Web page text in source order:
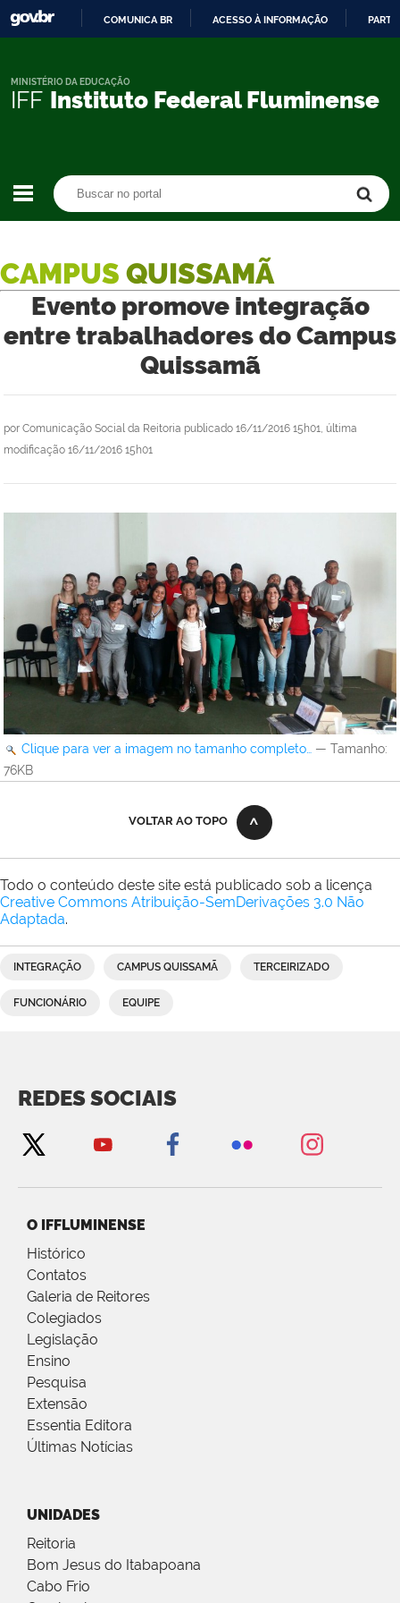
CONTEÚDO
COMUNICA BR ACESSO À INFORMAÇÃO
IFF Instituto Federal Fluminense
MINISTÉRIO DA EDUCAÇÃO
CAMPUS QUISSAMÃ
Evento promove integração
entre trabalhadores do Campus
Quissamã
por Comunicação Social da Reitoria publicado 16/11/2016 15h01, última
modificação 16/11/2016 15h01
Clique para ver a imagem no tamanho completo… — Tamanho:
76KB
VOLTAR AO TOPO
Todo o conteúdo deste site está publicado sob a licença
Creative Commons Atribuição-SemDerivações 3.0 Não
Adaptada.
INTEGRAÇÃO CAMPUS QUISSAMÃ TERCEIRIZADO
FUNCIONÁRIO EQUIPE
REDES SOCIAIS
O IFFLUMINENSE
Histórico
Contatos
Galeria de Reitores
Colegiados
Legislação
Ensino
Pesquisa
Extensão
Essentia Editora
Últimas Notícias
UNIDADES
Reitoria
Bom Jesus do Itabapoana
Cabo Frio